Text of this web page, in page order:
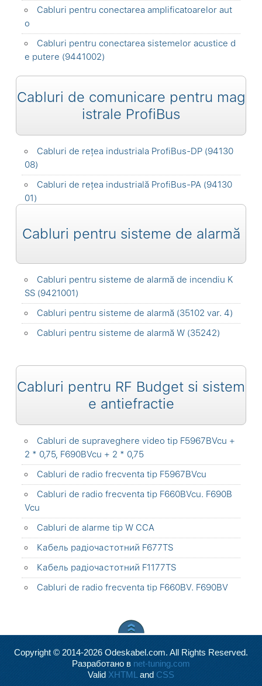
Cabluri pentru conectarea amplificatoarelor aut
o
Cabluri pentru conectarea sistemelor acustice d
e putere (9441002)
Cabluri de comunicare pentru mag
istrale ProfiBus
Cabluri de rețea industriala ProfiBus-DP (94130
08)
Cabluri de rețea industrială ProfiBus-PA (94130
01)
Cabluri pentru sisteme de alarmă
Cabluri pentru sisteme de alarmă de incendiu K
SS (9421001)
Cabluri pentru sisteme de alarmă (35102 var. 4)
Cabluri pentru sisteme de alarmă W (35242)
Cabluri pentru RF Budget si sistem
e antiefractie
Cabluri de supraveghere video tip F5967BVcu +
2 * 0,75, F690BVcu + 2 * 0,75
Cabluri de radio frecventa tip F5967BVcu
Cabluri de radio frecventa tip F660BVcu. F690B
Vcu
Cabluri de alarme tip W CCA
Кабель радіочастотний F677TS
Кабель радіочастотний F1177TS
Cabluri de radio frecventa tip F660BV. F690BV
Copyright © 2014-2026 Odeskabel.com. All Rights Reserved.
Разработано в net-tuning.com
Valid XHTMLand CSS